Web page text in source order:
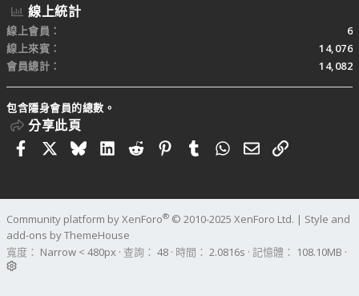
線上統計
線上會員
6
線上來賓
14,076
會員總計
14,082
包含隱身會員的總數。
分享此頁
FacebookBlueskyLinkedIn
RedditPinterestTumblrWhatsApp
電子郵件
連結
Community platform by XenForo® © 2010-2025 XenForo Ltd. | Style and
add-ons by ThemeHouse
寬度
查詢 48 時間 2.0816s 記憶體 108.10MB